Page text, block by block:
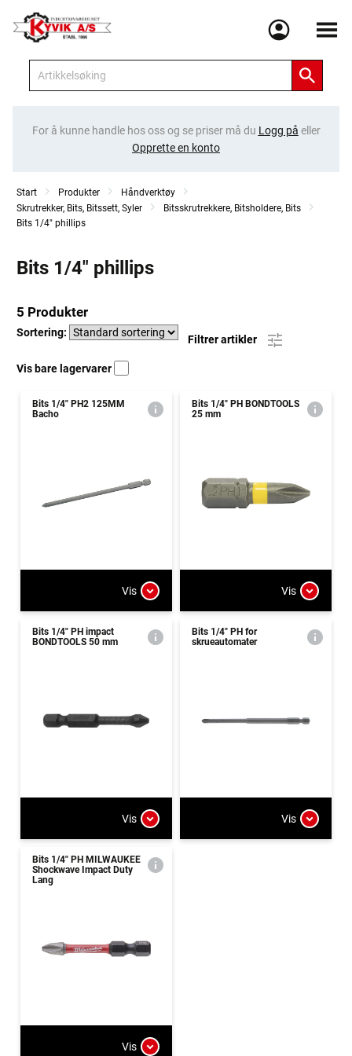
Meny
For å kunne handle hos oss og se priser må du Logg på eller
Opprette en konto
Start Produkter
Håndverktøy
Skrutrekker, Bits, Bitssett, Syler
Bitsskrutrekkere, Bitsholdere, Bits
Bits 1/4" phillips
Bits 1/4" phillips
5 Produkter
Sortering:
Filtrer artikler
Vis bare lagervarer
Bits 1/4" PH2 125MM
Bacho
Vis
Bits 1/4" PH BONDTOOLS
25 mm
Vis
Bits 1/4" PH impact
BONDTOOLS 50 mm
Vis
Bits 1/4" PH for
skrueautomater
Vis
Bits 1/4" PH MILWAUKEE
Shockwave Impact Duty
Lang
Vis